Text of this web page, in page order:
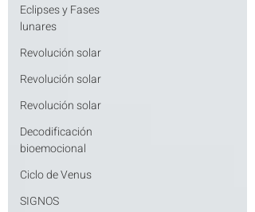
Eclipses y Fases
lunares
Revolución solar
Revolución solar
Revolución solar
Decodificación
bioemocional
Ciclo de Venus
SIGNOS